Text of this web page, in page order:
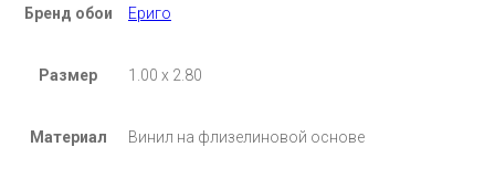
Бренд обои Ериго
Размер 1.00 х 2.80
Материал Винил на флизелиновой основе